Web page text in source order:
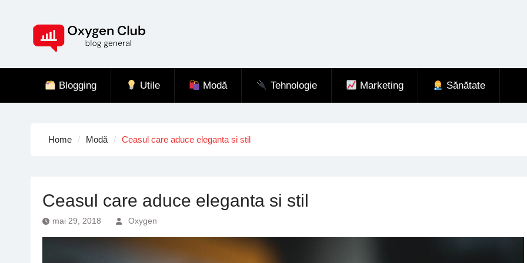
Blogging Utile Modă Tehnologie Marketing Sănătate
Home Modă Ceasul care aduce eleganta si stil
Ceasul care aduce eleganta si stil
mai 29, 2018 Oxygen